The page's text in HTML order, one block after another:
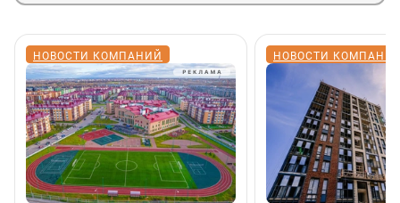
НОВОСТИ КОМПАНИЙ НОВОСТИ